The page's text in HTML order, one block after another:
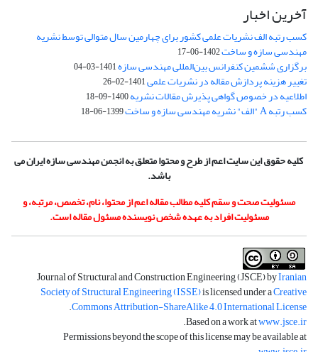
آخرین اخبار
کسب رتبه الف نشریات علمی کشور برای چهارمین سال متوالی توسط نشریه
مهندسی سازه و ساخت1402-06-17
برگزاری ششمین کنفرانس بین‌المللی مهندسی سازه1401-03-04
تغییر هزینه پردازش مقاله در نشریات علمی1401-02-26
اطلاعیه در خصوص گواهی پذیرش مقالات نشریه1400-09-18
کسب رتبه A "الف" نشریه مهندسی سازه و ساخت 1399-06-18
کلیه حقوق این سایت اعم از طرح و محتوا متعلق به انجمن مهندسی سازه ایران می
باشد.
مسئولیت صحت و سقم کلیه مطالب مقاله اعم از محتوا، نام، تخصص، مرتبه، و
مسئولیت افراد به عهده شخص نویسنده مسئول مقاله است.
Journal of Structural and Construction Engineering (JSCE) byIranian
Society of Structural Engineering (ISSE)is licensed under aCreative
Commons Attribution-ShareAlike 4.0 International License
.
Based on a work atwww.jsce.ir
.
Permissions beyond the scope of this license may be available at